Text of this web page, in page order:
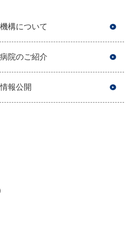
機構について
病院のご紹介
情報公開